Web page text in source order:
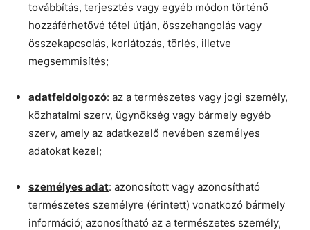
továbbítás, terjesztés vagy egyéb módon történő
hozzáférhetővé tétel útján, összehangolás vagy
összekapcsolás, korlátozás, törlés, illetve
megsemmisítés;
adatfeldolgozó: az a természetes vagy jogi személy,
közhatalmi szerv, ügynökség vagy bármely egyéb
szerv, amely az adatkezelő nevében személyes
adatokat kezel;
személyes adat: azonosított vagy azonosítható
természetes személyre (érintett) vonatkozó bármely
információ; azonosítható az a természetes személy,